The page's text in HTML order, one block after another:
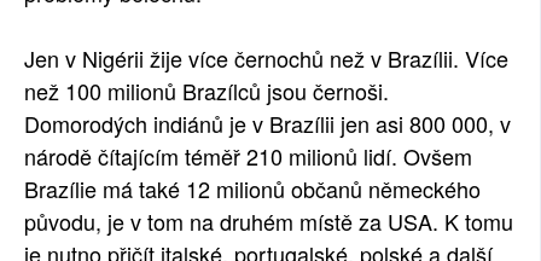
Jen v Nigérii žije více černochů než v Brazílii. Více
než 100 milionů Brazílců jsou černoši.
Domorodých indiánů je v Brazílii jen asi 800 000, v
národě čítajícím téměř 210 milionů lidí. Ovšem
Brazílie má také 12 milionů občanů německého
původu, je v tom na druhém místě za USA. K tomu
je nutno přičít italské, portugalské, polské a další